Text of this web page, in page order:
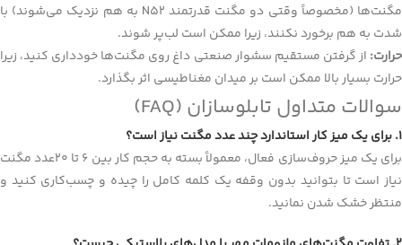
مگنت‌ها (مخصوصاً وقتی دو مگنت قدرتمند N52 به هم نزدیک می‌شوند) با
شدت به هم برخورد نکنند، زیرا ممکن است لب‌پر شوند.
حرارت: از گرفتن مستقیم سشوار صنعتی داغ روی مگنت‌ها خودداری کنید، زیرا
حرارت بسیار بالا ممکن است بر میدان مغناطیسی اثر بگذارد.
سوالات متداول تابلوسازان (FAQ)
۱. برای یک میز کار استاندارد چند عدد مگنت نیاز است؟
برای یک میز حروف‌سازی فعال، معمولاً بسته به حجم کار بین 6 تا 20عدد مگنت
نیاز است تا بتوانید بدون وقفه یک کلمه کامل را چیده و چسب‌کاری کنید و
منتظر خشک شدن نمانید.